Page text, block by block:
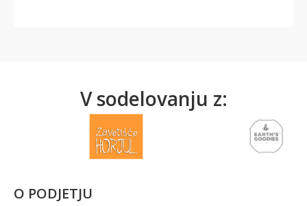
V sodelovanju z:
O PODJETJU